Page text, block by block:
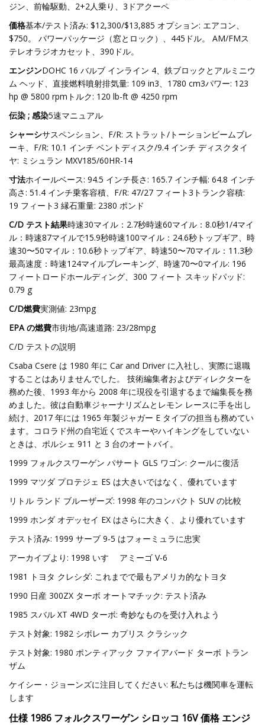
ジン、前輪駆動、2+2人乗り、3ドアクーペ
価格基本/テスト済み: $12,300/$13,885 オプション: エアコン、
$750。 パワーパッケージ（窓とロック）、445ドル。 AM/FMス
テレオラジオカセット、390ドル。
エンジンDOHC 16 バルブ インライン 4、鉄ブロックとアルミニウ
ム ヘッド、直接燃料噴射排気量: 109 in3、1780 cm3パワー: 123
hp @ 5800 rpmトルク: 120 lb-ft @ 4250 rpm
伝染 ; 感染5速マニュアル
シャーシサスペンション、F/R: ストラット/トーションビームブレ
ーキ、F/R: 10.1 インチ ベントディスク/9.4 インチ ディスクタイ
ヤ: ミシュラン MXV185/60HR-14
寸法ホイールベース: 94.5 インチ長さ: 165.7 インチ幅: 64.8 インチ
高さ: 51.4 インチ乗客容積、F/R: 47/27 フィート3トランク容積:
19 フィート3 縁石重量: 2380 ポンド
C/D テスト結果時速30マイル：2.7秒時速60マイル：8.0秒1/4マイ
ル：時速87マイルで15.9秒時速100マイル：24.6秒トップギア、時
速30〜50マイル：10.6秒トップギア、時速50〜70マイル：11.3秒
最高速度：時速124マイルブレーキング、時速70〜0マイル: 196
フィートロードホールディング、300 フィート スキッドパッド:
0.79 g
C/D燃費実測値: 23mpg
EPA の燃費市街地/高速道路: 23/28mpg
C/D テストの説明
Csaba Csere は 1980 年に Car and Driver に入社し、実際に退職
することはありませんでした。 技術編集者およびディレクターを
務めた後、1993 年から 2008 年に現役を引退するまで編集長を務
めました。彼は自動車ジャーナリズムとレモン レースに手を出し
続け、2017 年には 1965 年製ジャガー E タイプの担当も務めてい
ます。コロラド州の自宅近くでスキーやハイキングをしていない
ときは、ポルシェ 911 と 3 台のオートバイ。
1999 フォルクスワーゲン パサート GLS ワゴン: クールに復活
1999 マツダ プロテジェ ES は大きいではなく、優れています
リトル ランド ブルーザーズ: 1998 年のコンパクト SUV の比較
1999 ホンダ オデッセイ EX はさらに大きく、より優れています
テスト済み: 1999 サーブ 9-5 はフォーミュラに忠実
アーカイブより: 1998 いすゞ アミーゴ V-6
1981 トヨタ クレシダ: これまでで最もアメリカ的なトヨタ
1990 日産 300ZX ターボ オートマチック: テスト済み
1985 スバル XT 4WD ターボ: 奇妙なものを受け入れよう
テスト対象: 1982 シボレー カプリス クラシック
テスト対象: 1980 ポンティアック ファイアバード ターボ トラン
ザム
ケイシー・ジョーンズに注目してください: 私たちは機関車を運転
します
仕様 1986 フォルクスワーゲン シロッコ 16V 価格 エンジ